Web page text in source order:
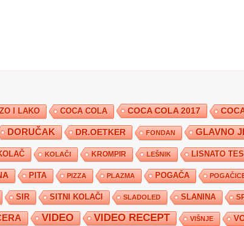
I LAKO COCA COLA COCA COLA 2017
DORUČAK DR.OETKER FONDAN GLAVNO
KOLAČI KROMPIR LEŠNIK LISNATO
PITA PIZZA PLAZMA POGAČA
SIR SITNI KOLAČI SLADOLED SLANINA
VIDEO VIDEO RECEPT VIŠNJE